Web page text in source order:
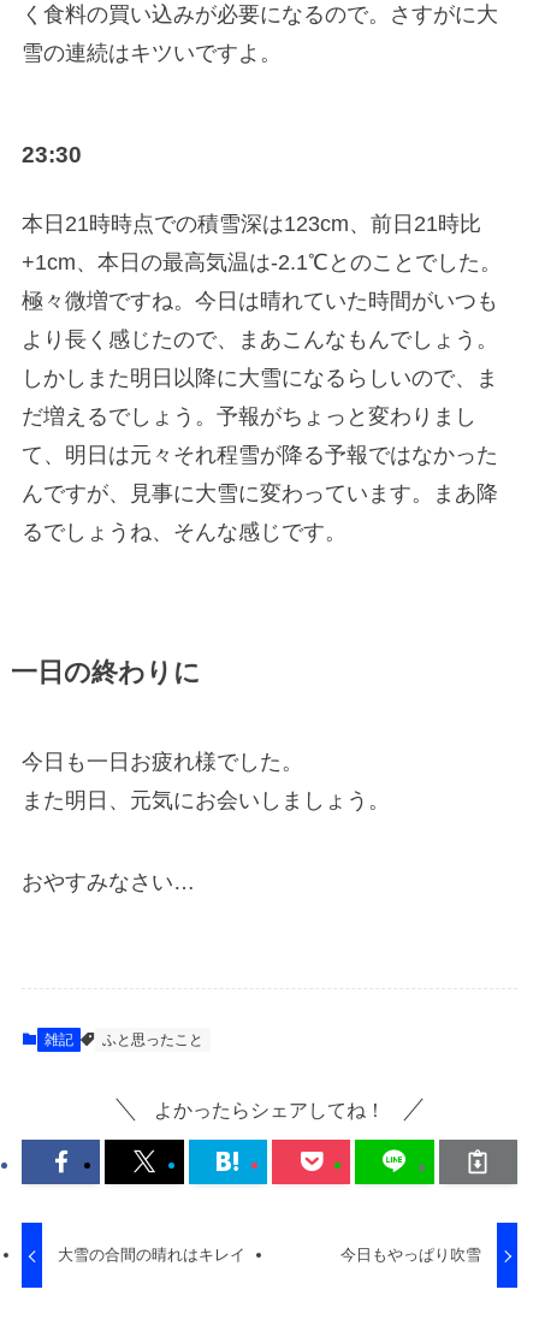
く食料の買い込みが必要になるので。さすがに大
雪の連続はキツいですよ。
23:30
本日21時時点での積雪深は123cm、前日21時比
+1cm、本日の最高気温は-2.1℃とのことでした。
極々微増ですね。今日は晴れていた時間がいつも
より長く感じたので、まあこんなもんでしょう。
しかしまた明日以降に大雪になるらしいので、ま
だ増えるでしょう。予報がちょっと変わりまし
て、明日は元々それ程雪が降る予報ではなかった
んですが、見事に大雪に変わっています。まあ降
るでしょうね、そんな感じです。
一日の終わりに
今日も一日お疲れ様でした。
また明日、元気にお会いしましょう。
おやすみなさい…
雑記 ふと思ったこと
よかったらシェアしてね！
大雪の合間の晴れはキレイ 今日もやっぱり吹雪